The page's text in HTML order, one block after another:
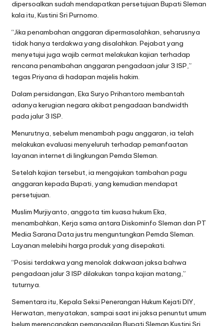
dipersoalkan sudah mendapatkan persetujuan Bupati Sleman
kala itu, Kustini Sri Purnomo.
“Jika penambahan anggaran dipermasalahkan, seharusnya
tidak hanya terdakwa yang disalahkan. Pejabat yang
menyetujui juga wajib cermat melakukan kajian terhadap
rencana penambahan anggaran pengadaan jalur 3 ISP,”
tegas Priyana di hadapan majelis hakim.
Dalam persidangan, Eka Suryo Prihantoro membantah
adanya kerugian negara akibat pengadaan bandwidth
pada jalur 3 ISP.
Menurutnya, sebelum menambah pagu anggaran, ia telah
melakukan evaluasi menyeluruh terhadap pemanfaatan
layanan internet di lingkungan Pemda Sleman.
Setelah kajian tersebut, ia mengajukan tambahan pagu
anggaran kepada Bupati, yang kemudian mendapat
persetujuan.
Muslim Murjiyanto, anggota tim kuasa hukum Eka,
menambahkan, Kerja sama antara Diskominfo Sleman dan PT
Media Sarana Data justru menguntungkan Pemda Sleman.
Layanan melebihi harga produk yang disepakati.
“Posisi terdakwa yang menolak dakwaan jaksa bahwa
pengadaan jalur 3 ISP dilakukan tanpa kajian matang,”
tuturnya.
Sementara itu, Kepala Seksi Penerangan Hukum Kejati DIY,
Herwatan, menyatakan, sampai saat ini jaksa penuntut umum